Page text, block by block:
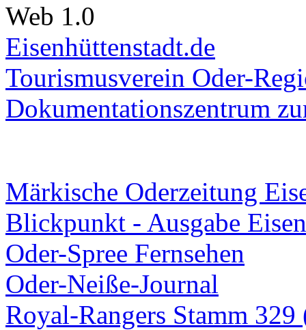
Web 1.0
Eisenhüttenstadt.de
Tourismusverein Oder-
Dokumentationszentrum
Märkische Oderzeitung
Blickpunkt - Ausgabe
Oder-Spree Fernsehen
Oder-Neiße-Journal
Royal-Rangers Stamm